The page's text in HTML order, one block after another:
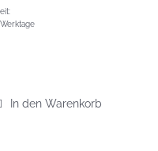
In den Warenkorb